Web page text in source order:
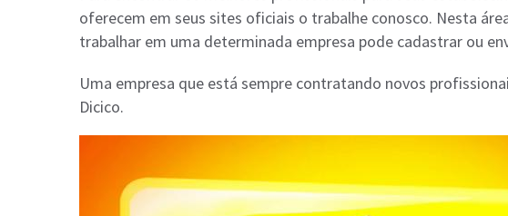
oferecem em seus sites oficiais o trabalhe conosco. Nesta
trabalhar em uma determinada empresa pode cadastrar ou
Uma empresa que está sempre contratando novos
Dicico.